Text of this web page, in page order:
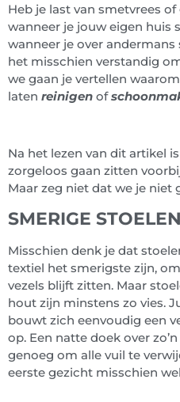
Heb je last van smetvrees
wanneer je jouw eigen huis
wanneer je over
het misschien verstandig
we gaan je vertellen
laten reinigen of
Na het lezen van dit artikel
zorgeloos gaan zitten
Maar zeg niet dat we je niet
SMERIGE STOELEN
Misschien denk je dat
textiel het smerigste zijn,
vezels blijft zitten. Maar
hout zijn minstens zo vies.
bouwt zich eenvoudig een
op. Een natte doek over
genoeg om alle vuil te
eerste gezicht misschien